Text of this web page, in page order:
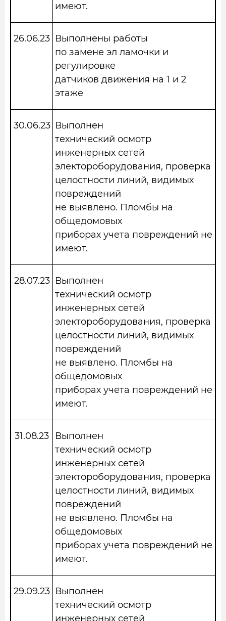
имеют.
26.06.23 Выполнены работы
по замене эл ламочки и
регулировке
датчиков движения на 1 и 2
этаже
30.06.23 Выполнен
технический осмотр
инженерных сетей
электороборудования, проверка
целостности линий, видимых
повреждений
не выявлено. Пломбы на
общедомовых
приборах учета повреждений не
имеют.
28.07.23 Выполнен
технический осмотр
инженерных сетей
электороборудования, проверка
целостности линий, видимых
повреждений
не выявлено. Пломбы на
общедомовых
приборах учета повреждений не
имеют.
31.08.23
Выполнен
технический осмотр
инженерных сетей
электороборудования, проверка
целостности линий, видимых
повреждений
не выявлено. Пломбы на
общедомовых
приборах учета повреждений не
имеют.
29.09.23 Выполнен
технический осмотр
инженерных сетей